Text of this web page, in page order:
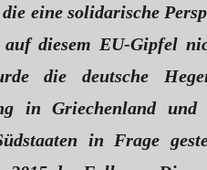
eine solidarische
auf diesem EU-Gipfel
die deutsche
in Griechenland und
in Frage